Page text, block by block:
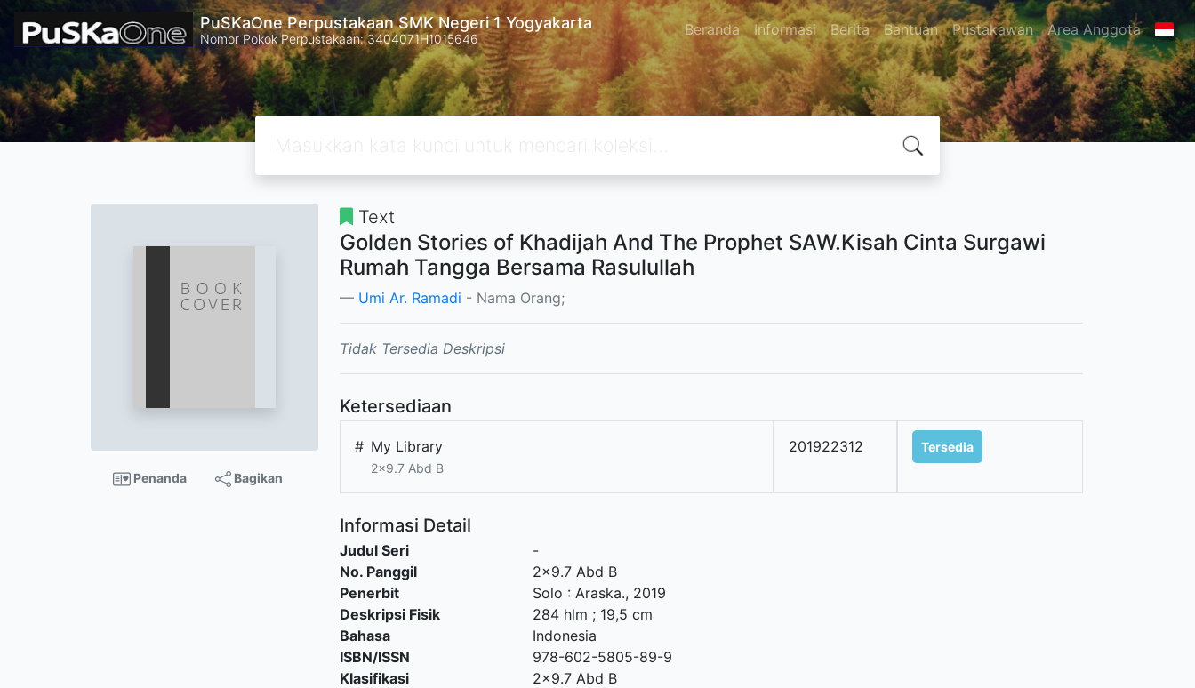
PuSKaOne Perpustakaan SMK Negeri 1 Yogyakarta
Nomor Pokok Perpustakaan: 3404071H1015646 Beranda Informasi Berita Bantuan Pustakawan Area Anggota
Penanda Bagikan
Text
Golden Stories of Khadijah And The Prophet SAW.Kisah Cinta Surgawi
Rumah Tangga Bersama Rasulullah
Umi Ar. Ramadi - Nama Orang;
Tidak Tersedia Deskripsi
Ketersediaan
# My Library
2x9.7 Abd B
201922312 Tersedia
Informasi Detail
Judul Seri
-
No. Panggil
2x9.7 Abd B
Penerbit
Solo : Araska., 2019
Deskripsi Fisik
284 hlm ; 19,5 cm
Bahasa
Indonesia
ISBN/ISSN
978-602-5805-89-9
Klasifikasi
2x9.7 Abd B